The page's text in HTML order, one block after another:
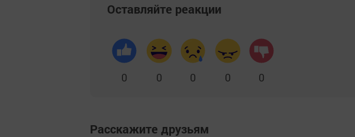
Оставляйте реакции
0 0 0 0 0
Расскажите друзьям